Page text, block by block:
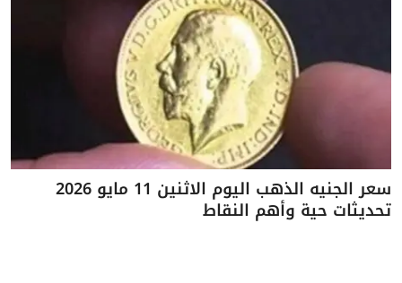
سعر الجنيه الذهب اليوم الاثنين 11 مايو 2026
تحديثات حية وأهم النقاط